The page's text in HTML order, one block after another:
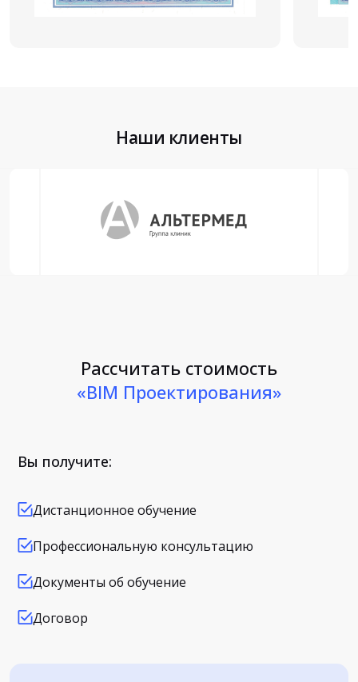
Наши клиенты
Рассчитать стоимость
«BIM Проектирования»
Вы получите:
Дистанционное обучение
Профессиональную консультацию
Документы об обучение
Договор